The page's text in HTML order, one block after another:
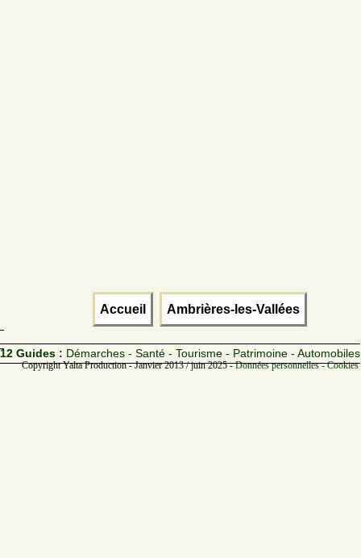
Accueil Ambrières-les-Vallées
12 Guides : Démarches - Santé - Tourisme - Patrimoine - Automobiles
Copyright Yalta Production - Janvier 2013 / juin 2025 -Données personnelles -